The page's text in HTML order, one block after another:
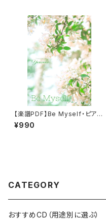
【楽譜PDF】Be Myself・ピアノ
ソロ楽譜／Peaceful Piano M
usical Score 007
¥990
CATEGORY
おすすめCD（用途別に選ぶ）